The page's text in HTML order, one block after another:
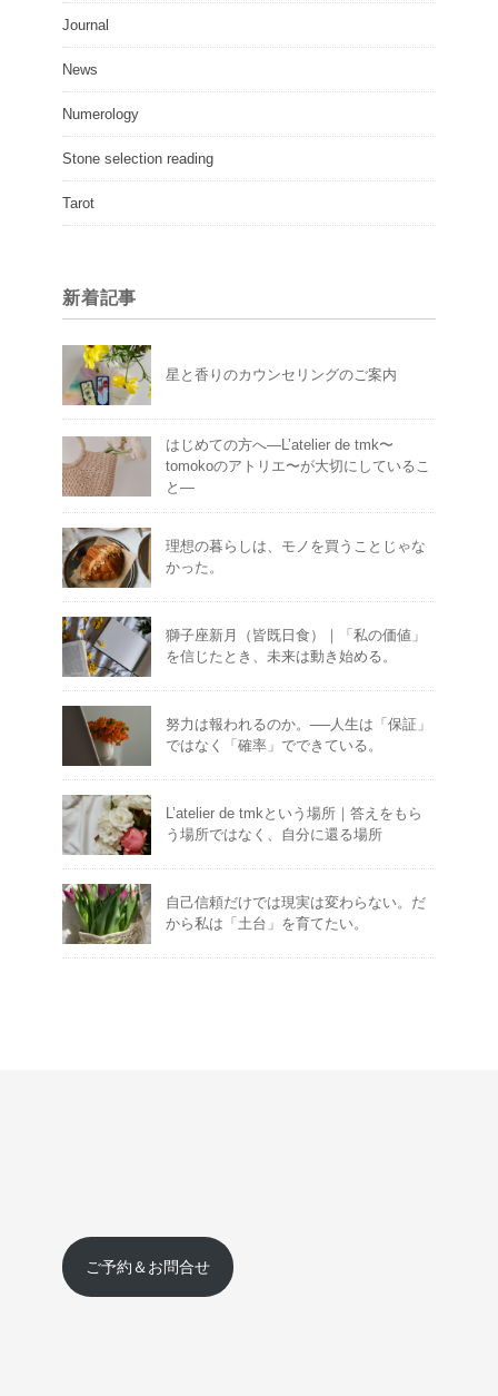
Journal
News
Numerology
Stone selection reading
Tarot
新着記事
星と香りのカウンセリングのご案内
はじめての方へ―L’atelier de tmk〜
tomokoのアトリエ〜が大切にしているこ
と―
理想の暮らしは、モノを買うことじゃな
かった。
獅子座新月（皆既日食）｜「私の価値」
を信じたとき、未来は動き始める。
努力は報われるのか。──人生は「保証」
ではなく「確率」でできている。
L’atelier de tmkという場所｜答えをもら
う場所ではなく、自分に還る場所
自己信頼だけでは現実は変わらない。だ
から私は「土台」を育てたい。
ご予約＆お問合せ